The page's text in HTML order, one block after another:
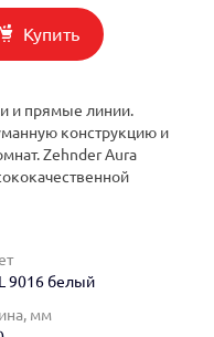
Купить
и прямые линии.
конструкцию и
Zehnder Aura
9016 белый
мм